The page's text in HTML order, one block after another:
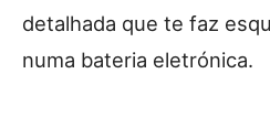
detalhada que te faz
numa bateria eletrónica.